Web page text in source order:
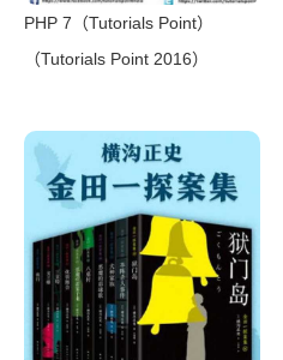
PHP 7（Tutorials Point）
（Tutorials Point 2016）